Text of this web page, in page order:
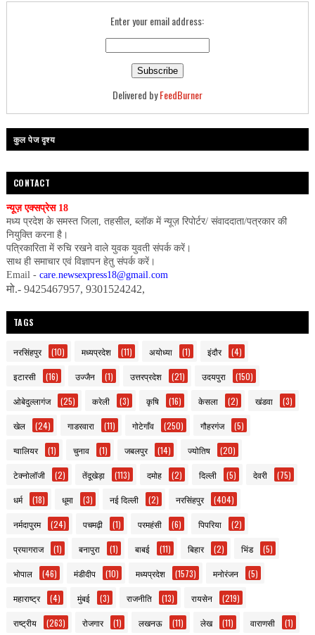
Enter your email address:
Delivered byFeedBurner
कुल पेज दृश्य
CONTACT
न्यूज़ एक्सप्रेस 18
मध्य प्रदेश के समस्त जिला, तहसील, ब्लॉक में न्यूज़ रिपोर्टर/ संवाददाता/पत्रकार की
नियुक्ति करना है।
पत्रिकारिता में रुचि रखने वाले युवक युवती संपर्क करें।
साथ ही समाचार एवं विज्ञापन हेतु संपर्क करें।
Email - care.newsexpress18@gmail.com
मो.- 9425467957, 9301524242,
TAGS
नरसिंहपुर (10) मध्यप्रदेश (11) अयोध्या (1) इंदौर (4)
इटारसी (16) उज्जैन (1) उत्तरप्रदेश (21) उदयपुरा (150)
ओबेदुल्लागंज (25) करेली (3) कृषि (16) केसला (2) खंडवा (3)
खेल (24) गाडरवारा (11) गोटेगाँव (250) गौहरगंज (5)
ग्वालियर (1) चुनाव (1) जबलपुर (14) ज्योतिष (20)
टेक्नोलॉजी (2) तेंदूखेड़ा (113) दमोह (2) दिल्ली (5) देवरी (75)
धर्म (18) धूमा (3) नई दिल्ली (2) नरसिंहपुर (404)
नर्मदापुरम (24) पचमढ़ी (1) परमहंसी (6) पिपरिया (2)
प्रयागराज (1) बनापुरा (1) बाबई (11) बिहार (2) भिंड (5)
भोपाल (46) मंडीदीप (10) मध्यप्रदेश (1573) मनोरंजन (5)
महाराष्ट्र (4) मुंबई (3) राजनीति (13) रायसेन (219)
राष्ट्रीय (263) रोजगार (1) लखनऊ (11) लेख (11) वाराणसी (1)